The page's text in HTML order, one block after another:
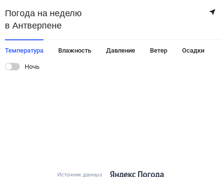
Погода на неделю
в Антверпене
Температура Влажность Давление Ветер Осадки
Ночь
Источник данных